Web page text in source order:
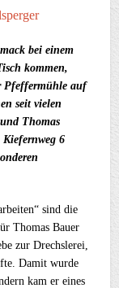
bei einem
kommen,
Pfeffermühle auf
seit vielen
Thomas
6
sind die
Thomas Bauer
zur Drechslerei,
Damit wurde
kam er eines